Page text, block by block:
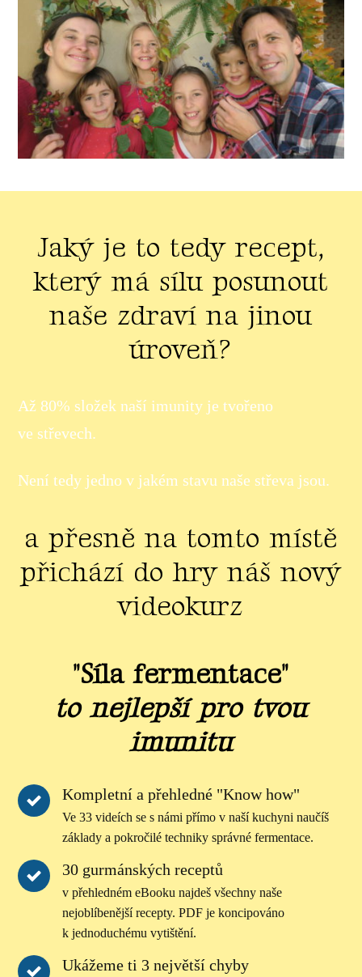
Jaký je to tedy recept,
který má sílu posunout
naše zdraví na jinou
úroveň?
Až 80% složek naší imunity je tvořeno
ve střevech.
Není tedy jedno v jakém stavu naše střeva jsou.
a přesně na tomto místě
přichází do hry náš nový
videokurz
"Síla fermentace"
to nejlepší pro tvou
imunitu
Kompletní a přehledné "Know how"
Ve 33 videích se s námi přímo v naší kuchyni naučíš
základy a pokročilé techniky správné fermentace.
30 gurmánských receptů
v přehledném eBooku najdeš všechny naše
nejoblíbenější recepty. PDF je koncipováno
k jednoduchému vytištění.
Ukážeme ti 3 největší chyby